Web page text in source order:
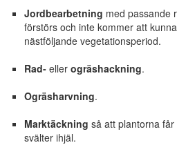
Jordbearbetning med passande
förstörs och inte kommer att
nästföljande vegetationsperiod.
Rad- eller ogräshackning.
Ogräsharvning.
Marktäckning så att plantorna
svälter ihjäl.